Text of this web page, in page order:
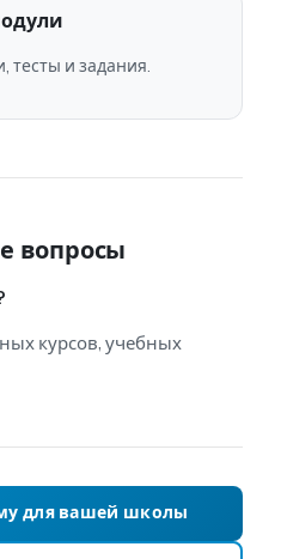
тесты и задания.
вопросы
курсов, учебных
для вашей школы